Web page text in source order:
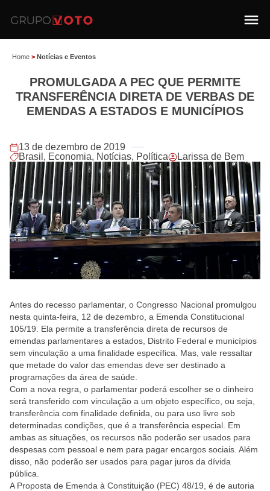
Home > Notícias e Eventos
PROMULGADA A PEC QUE PERMITE
TRANSFERÊNCIA DIRETA DE VERBAS DE
EMENDAS A ESTADOS E MUNICÍPIOS
13 de dezembro de 2019
Brasil , Economia, Notícias, Política Larissa de Bem
Antes do recesso parlamentar, o Congresso Nacional promulgou
nesta quinta-feira, 12 de dezembro, a Emenda Constitucional
105/19. Ela permite a transferência direta de recursos de
emendas parlamentares a estados, Distrito Federal e municípios
sem vinculação a uma finalidade específica. Mas, vale ressaltar
que metade do valor das emendas deve ser destinado a
programações da área de saúde.
Com a nova regra, o parlamentar poderá escolher se o dinheiro
será transferido com vinculação a um objeto específico, ou seja,
transferência com finalidade definida, ou para uso livre sob
determinadas condições, que é a transferência especial. Em
ambas as situações, os recursos não poderão ser usados para
despesas com pessoal e nem para pagar encargos sociais. Além
disso, não poderão ser usados para pagar juros da dívida
pública.
A Proposta de Emenda à Constituição (PEC) 48/19, é de autoria